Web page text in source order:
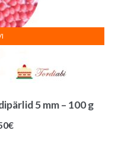
5 mm – 100 g
€Praegune